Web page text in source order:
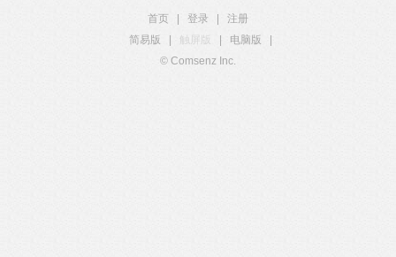
首页 登录
注册
简易版
触屏版 电脑版
© Comsenz Inc.